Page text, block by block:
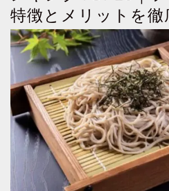
特徴とメリットを徹